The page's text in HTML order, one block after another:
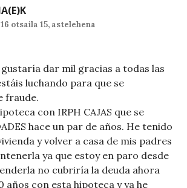
(E)K
otsaila 15, astelehena
gustaría dar mil gracias a todas las
luchando para que se
fraude.
con IRPH CAJAS que se
hace un par de años. He tenido
y volver a casa de mis padres
ya que estoy en paro desde
no cubriría la deuda ahora
años con esta hipoteca y ya he